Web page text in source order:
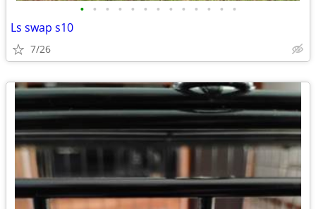
• • • • • • • • • • • • •
Ls swap s10
7/26